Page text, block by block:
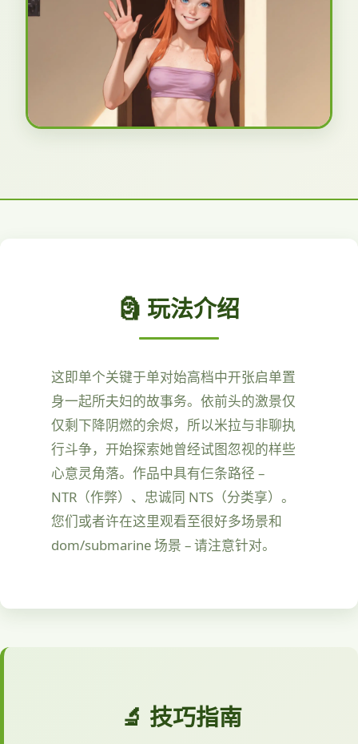
🗿 玩法介绍
这即单个关键于单对始高档中开张启单置
身一起所夫妇的故事务。依前头的激景仅
仅剩下降阴燃的余烬，所以米拉与非聊执
行斗争，开始探索她曾经试图忽视的样些
心意灵角落。作品中具有仨条路径 –
NTR（作弊）、忠诚同 NTS（分类享）。
您们或者许在这里观看至很好多场景和
dom/submarine 场景 – 请注意针对。
🔬 技巧指南